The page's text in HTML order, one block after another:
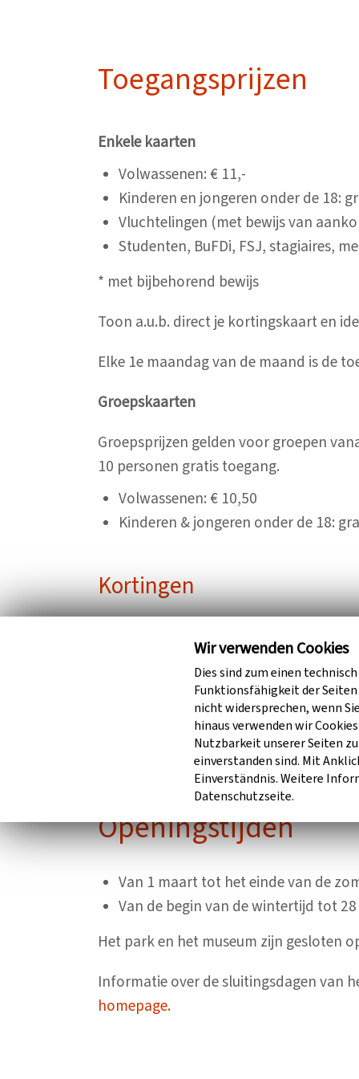
Toegangsprijzen
Enkele kaarten
Volwassenen: € 11,-
Kinderen en jongeren onder de 18:
Vluchtelingen (met bewijs van
Studenten, BuFDi, FSJ, stagiaires,
* met bijbehorend bewijs
Toon a.u.b. direct je kortingskaart en
Elke 1e maandag van de maand is de
Groepskaarten
Groepsprijzen gelden voor groepen
10 personen gratis toegang.
Volwassenen: € 10,50
Kinderen & jongeren onder de 18:
Kortingen
Jaarkaarten
Huisregels
Openingstijden
Van 1 maart tot het einde van de
Van de begin van de wintertijd tot
Het park en het museum zijn gesloten
Informatie over de sluitingsdagen van
homepage.
Wir verwenden Cookies
Dies sind zum einen
Funktionsfähigkeit der
nicht widersprechen, wenn
hinaus verwenden wir
Nutzbarkeit unserer Seiten
einverstanden sind. Mit
Einverständnis. Weitere
Datenschutzseite.